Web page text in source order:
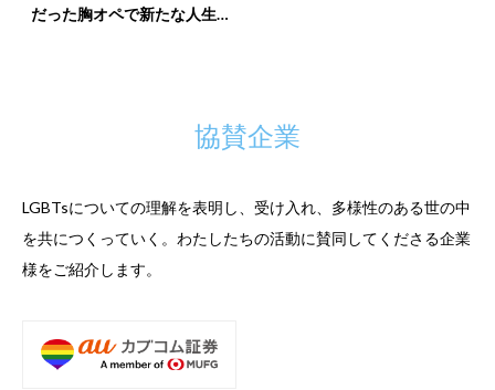
だった胸オペで新たな人生を
協賛企業
LGBTsについての理解を表明し、受け入れ、多様性のある世の中
を共につくっていく。 わたしたちの活動に賛同してくださる企業
様をご紹介します。